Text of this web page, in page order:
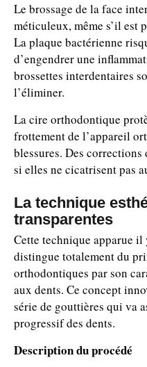
Le brossage de la face
méticuleux, même s’il est
La plaque bactérienne
d’engendrer une
brossettes interdentaires
l’éliminer.
La cire orthodontique
frottement de l’appareil
blessures. Des corrections
si elles ne cicatrisent pas
La technique
transparentes
Cette technique apparue il
distingue totalement du
orthodontiques par son
aux dents. Ce concept
série de gouttières qui va
progressif des dents.
Description du procédé